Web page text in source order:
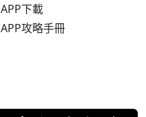
APP下載
APP攻略手冊